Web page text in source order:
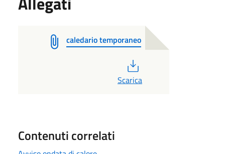
caledario temporaneo
Scarica
Contenuti correlati